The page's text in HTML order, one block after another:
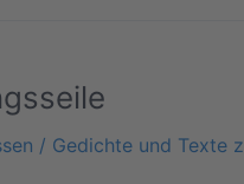
/ Gedichte und Texte